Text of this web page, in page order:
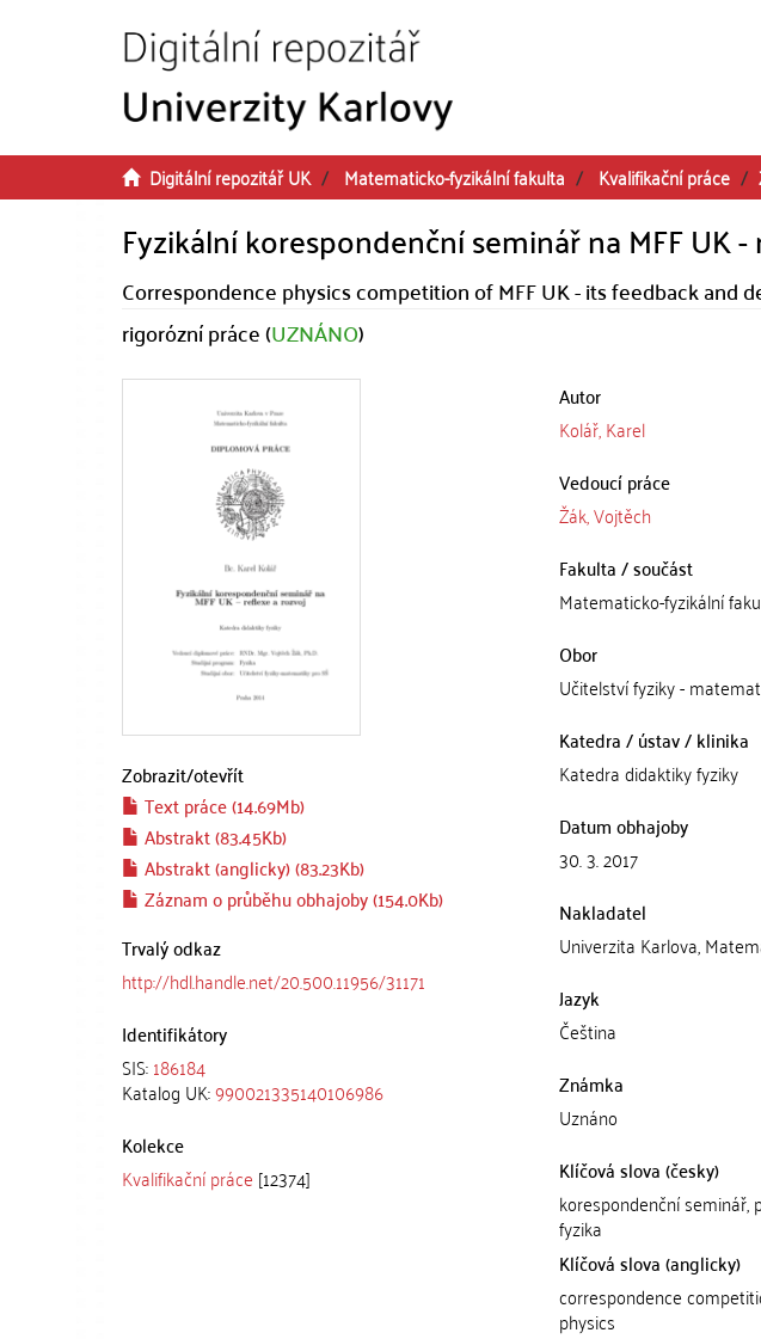
Digitální repozitář UK Matematicko-fyzikální fakulta Kvalifikační práce
Fyzikální korespondenční seminář na MFF UK
Correspondence physics competition of MFF UK - its feedback and
rigorózní práce (UZNÁNO)
Zobrazit/otevřít
Text práce (14.69Mb)
Abstrakt (83.45Kb)
Abstrakt (anglicky) (83.23Kb)
Záznam o průběhu obhajoby (154.0Kb)
Trvalý odkaz
http://hdl.handle.net/20.500.11956/31171
Identifikátory
SIS:186184
Katalog UK:990021335140106986
Kolekce
Kvalifikační práce [12374]
Autor
Kolář, Karel
Vedoucí práce
Žák, Vojtěch
Fakulta / součást
Matematicko-fyzikální
Obor
Učitelství fyziky -
Katedra / ústav / klinika
Katedra didaktiky fyziky
Datum obhajoby
30. 3. 2017
Nakladatel
Univerzita Karlova,
Jazyk
Čeština
Známka
Uznáno
Klíčová slova (česky)
korespondenční seminář,
fyzika
Klíčová slova (anglicky)
correspondence
physics